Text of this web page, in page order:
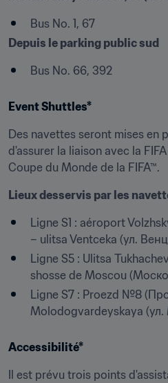
Bus No. 1, 67
Depuis le parking public sud
Bus No. 66, 392
Event Shuttles*
Des navettes seront mises en
d'assurer la liaison avec la
Coupe du Monde de la FIFA™.
Lieux desservis par les
Ligne S1 : aéroport
– ulitsa Ventceka (ул.
Ligne S5 : Ulitsa
shosse de Moscou
Ligne S7 : Proezd №8
Molodogvardeyskaya
Accessibilité*
Il est prévu trois points